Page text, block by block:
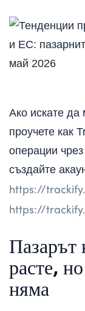
Ако искате да
проучете как
операции
създайте
https://
https://
Пазарът
расте,
няма